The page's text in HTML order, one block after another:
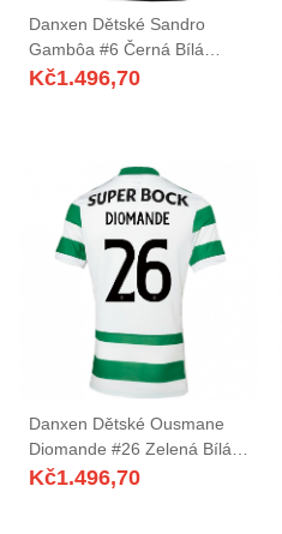
Danxen Dětské Sandro
Gambôa #6 Černá Bílá
Daleko Hráčské Dresy
Kč1.496,70
Danxen Dětské Ousmane
Diomande #26 Zelená Bílá
Domů Hráčské Dresy
Kč1.496,70